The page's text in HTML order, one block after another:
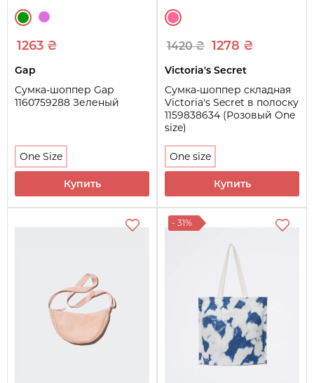
1263 ₴
Gap
Сумка-шоппер Gap
1160759288 Зеленый
One Size
Купить
1420 ₴ 1278 ₴
Victoria's Secret
Сумка-шоппер складная
Victoria's Secret в полоску
1159838634 (Розовый One
size)
One size
Купить
- 31%